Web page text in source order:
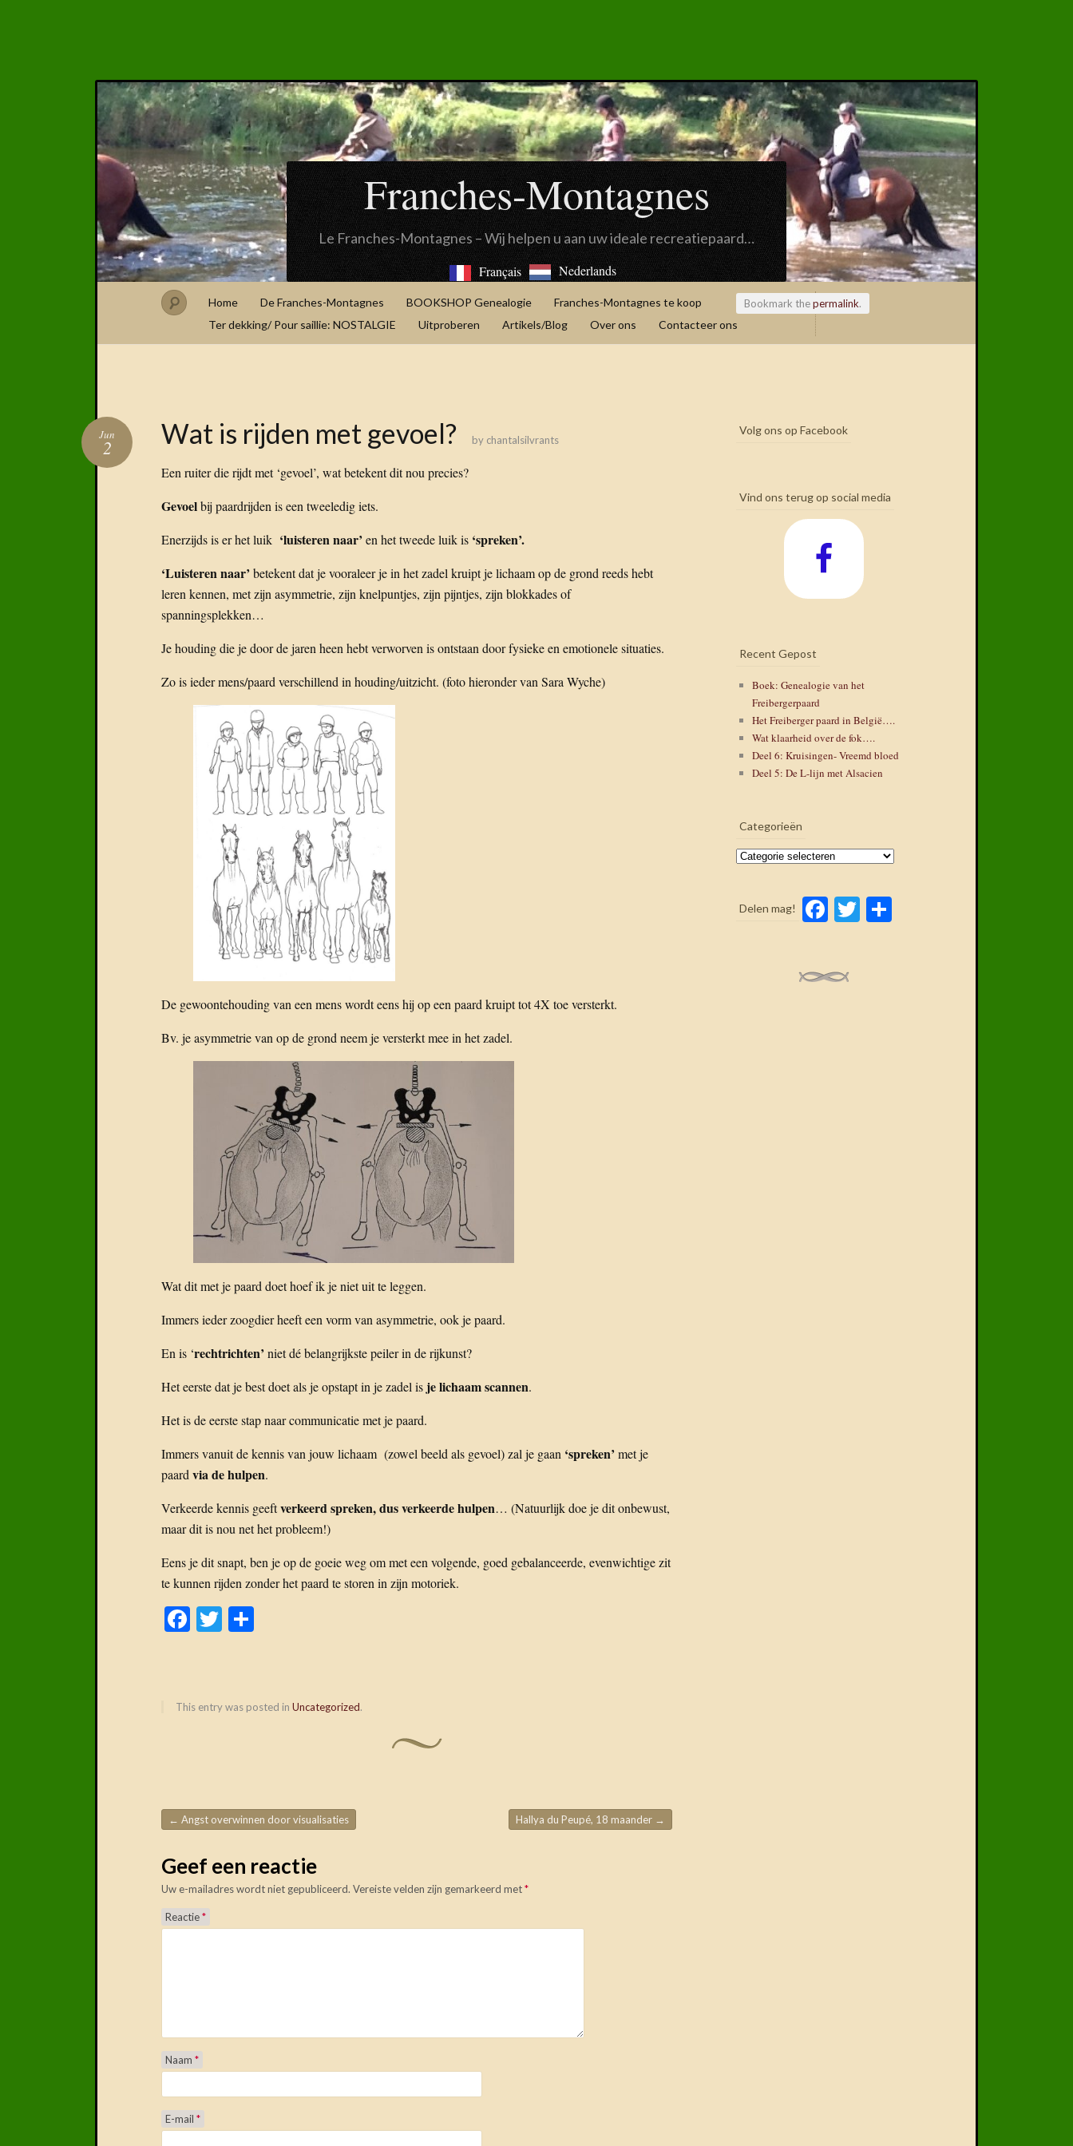
Franches-Montagnes
Le Franches-Montagnes – Wij helpen u aan uw ideale recreatiepaard…
Français Nederlands
Home De Franches-Montagnes BOOKSHOP Genealogie
Franches-Montagnes te koop
Ter dekking/ Pour saillie: NOSTALGIE
Uitproberen Artikels/Blog Over ons Contacteer ons
Bookmark thepermalink.
Wat is rijden met gevoel?
Jun
2 by chantalsilvrants
Een ruiter die rijdt met ‘gevoel’, wat betekent dit nou precies?
Gevoelbij paardrijden is een tweeledig iets.
Enerzijds is er het luik ‘luisteren naar’ en het tweede luik is ‘spreken’.
‘Luisteren naar’ betekent dat je vooraleer je in het zadel kruipt je lichaam op de grond reeds hebt
leren kennen, met zijn asymmetrie, zijn knelpuntjes, zijn pijntjes, zijn blokkades of
spanningsplekken…
Je houding die je door de jaren heen hebt verworven is ontstaan door fysieke en emotionele situaties.
Zo is ieder mens/paard verschillend in houding/uitzicht. (foto hieronder van Sara Wyche)
De gewoontehouding van een mens wordt eens hij op een paard kruipt tot 4X toe versterkt.
Bv. je asymmetrie van op de grond neem je versterkt mee in het zadel.
Wat dit met je paard doet hoef ik je niet uit te leggen.
Immers ieder zoogdier heeft een vorm van asymmetrie, ook je paard.
En is ‘rechtrichten’ niet dé belangrijkste peiler in de rijkunst?
Het eerste dat je best doet als je opstapt in je zadel is je lichaam scannen.
Het is de eerste stap naar communicatie met je paard.
Immers vanuit de kennis van jouw lichaam (zowel beeld als gevoel) zal je gaan ‘spreken’ met je
paard via de hulpen.
Verkeerde kennis geeftverkeerd spreken, dus verkeerde hulpen… (Natuurlijk doe je dit onbewust,
maar dit is nou net het probleem!)
Eens je dit snapt, ben je op de goeie weg om met een volgende, goed gebalanceerde, evenwichtige zit
te kunnen rijden zonder het paard te storen in zijn motoriek.
Facebook
Twitter
This entry was posted in Uncategorized.
Post navigation
← Angst overwinnen door visualisaties Hallya du Peupé, 18 maander →
Geef een reactie
Uw e-mailadres wordt niet gepubliceerd. Vereiste velden zijn gemarkeerd met*
Reactie*
Naam *
E-mail *
Volg ons op Facebook
Vind ons terug op social media
Recent Gepost
Boek: Genealogie van het
Freibergerpaard
Het Freiberger paard in België….
Wat klaarheid over de fok….
Deel 6: Kruisingen- Vreemd bloed
Deel 5: De L-lijn met Alsacien
Categorieën
Categorieën
Delen mag! Facebook
Twitter